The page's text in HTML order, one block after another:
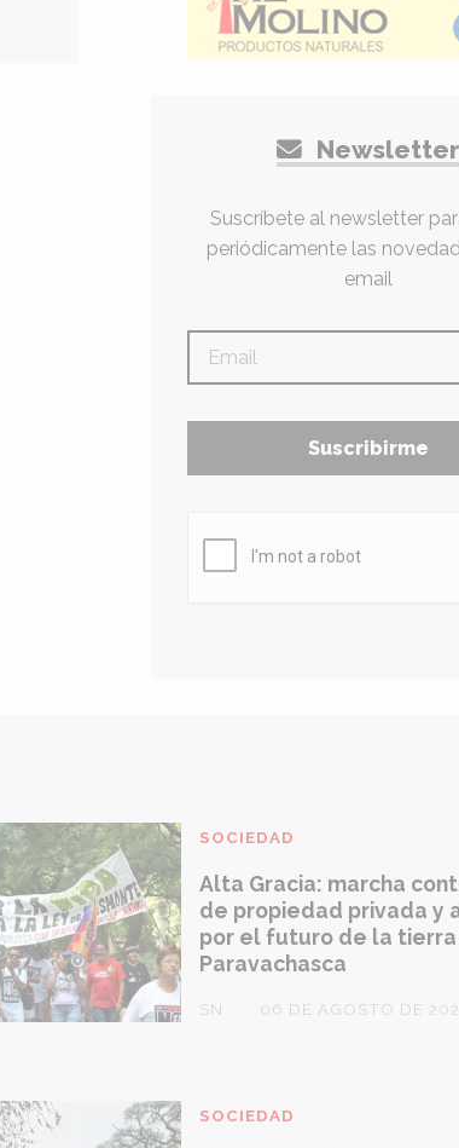
Alta Gracia: marcha
de propiedad privada y
por el futuro de la tierra
Paravachasca
SN
SOCIEDAD
06 DE AGOSTO DE
SOCIEDAD
Newsletter
Suscríbete al newsletter
periódicamente las
email
Suscribirme